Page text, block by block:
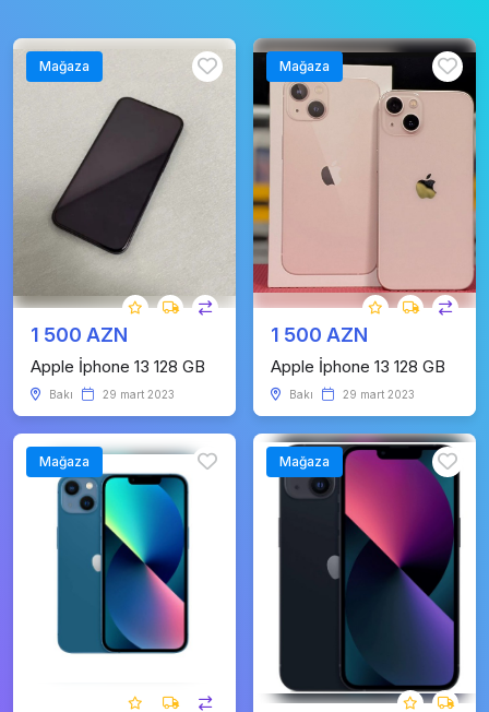
Mağaza
1 500 AZN
Apple İphone 13 128 GB
Bakı 29 mart 2023
Mağaza
1 500 AZN
Apple İphone 13 128 GB
Bakı 29 mart 2023
Mağaza Mağaza